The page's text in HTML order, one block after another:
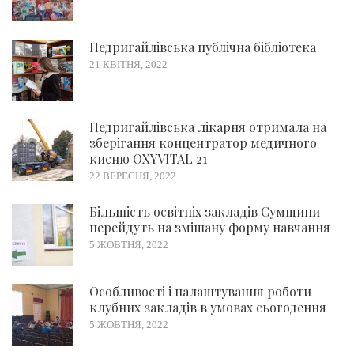
Недригайлівська публічна бібліотека
21 КВІТНЯ, 2022
Недригайлівська лікарня отримала на
зберігання концентратор медичного
кисню OXYVITAL 21
22 ВЕРЕСНЯ, 2022
Більшість освітніх закладів Сумщини
перейдуть на змішану форму навчання
5 ЖОВТНЯ, 2022
Особливості і налаштування роботи
клубних закладів в умовах сьогодення
5 ЖОВТНЯ, 2022